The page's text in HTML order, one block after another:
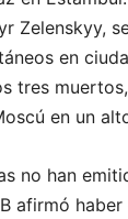
Zelenskyy,
en
tres
en un
no han
afirmó